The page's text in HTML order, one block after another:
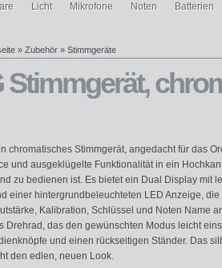
Licht Mikrofone Noten Batterien
» Zubehör » Stimmgeräte
Stimmgerät,
chromatisches Stimmgerät, angedacht für das
und ausgeklügelte Funktionalität in ein
zu bedienen ist. Es bietet ein Dual Display mit
einer hintergrundbeleuchteten LED Anzeige, die
Kalibration, Schlüssel und Noten Name
Drehrad, das den gewünschten Modus leicht
und einen rückseitigen Ständer. Das
den edlen, neuen Look.